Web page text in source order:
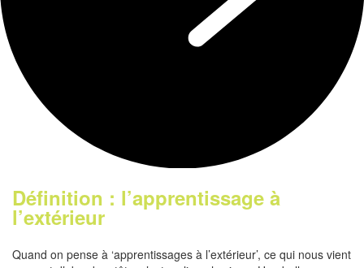
Définition : l’apprentissage à
l’extérieur
Quand on pense à ‘apprentissages à l’extérieur’, ce qui nous vient